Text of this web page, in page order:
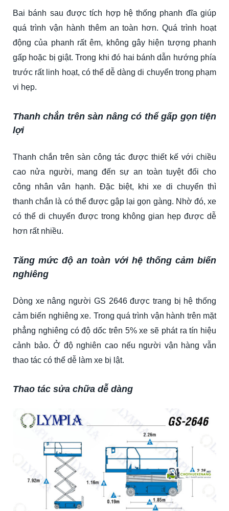
Bai bánh sau được tích hợp hệ thống phanh đĩa giúp
quá trình vận hành thêm an toàn hơn. Quá trình hoạt
động của phanh rất êm, không gây hiện tượng phanh
gấp hoặc bị giật. Trong khi đó hai bánh dẫn hướng phía
trước rất linh hoạt, có thể dễ dàng di chuyển trong phạm
vi hẹp.
Thanh chắn trên sàn nâng có thể gấp gọn tiện
lợi
Thanh chắn trên sàn công tác được thiết kế với chiều
cao nửa người, mang đến sự an toàn tuyệt đối cho
công nhân vân hạnh. Đặc biệt, khi xe di chuyển thì
thanh chắn là có thể được gập lại gọn gàng. Nhờ đó, xe
có thể di chuyển được trong không gian hẹp được dễ
hơn rất nhiều.
Tăng mức độ an toàn với hệ thống cảm biến
nghiêng
Dòng xe nâng người GS 2646 được trang bị hệ thống
cảm biến nghiêng xe. Trong quá trình vận hành trên mặt
phẳng nghiêng có độ dốc trên 5% xe sẽ phát ra tín hiệu
cảnh bảo. Ở độ nghiên cao nếu người vận hàng vẫn
thao tác có thể dễ làm xe bị lật.
Thao tác sửa chữa dễ dàng